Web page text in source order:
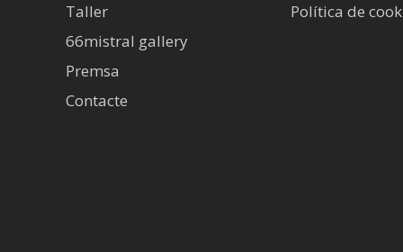
Taller
66mistral gallery
Premsa
Contacte
Política de